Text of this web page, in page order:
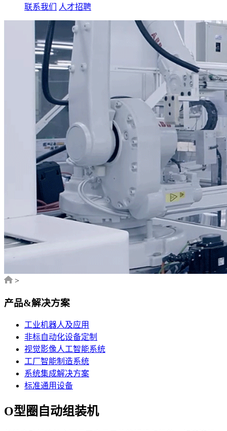
联系我们
人才招聘
>
产品&解决方案
工业机器人及应用
非标自动化设备定制
视觉影像人工智能系统
工厂智能制造系统
系统集成解决方案
标准通用设备
O型圈自动组装机